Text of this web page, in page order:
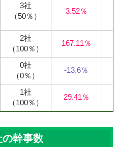
3社
（50％）
3.52％
2社
（100％）
167.11％
0社
（0％）
-13.6％
1社
（100％）
29.41％
幹事数